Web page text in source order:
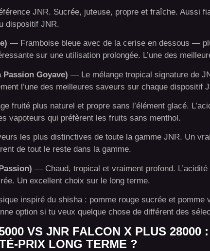
JNR. Sucrée, juteuse, propre et fraîche. Aussi
dispositif JNR.
— Framboise bleue avec de la cerise en dessous —
sur une utilisation prolongée. L’une des
Goyave) — Le mélange tropical signature de
l’une des meilleures saveurs sur chaque dispositif
fruité plus naturel et propre sans l’élément glacé.
vapoteurs qui préfèrent les fruits sans menthol.
les plus distinctives de toute la gamme JNR. Un
de tout le reste dans la gamme.
— Chaud, tropical et vraiment profond.
Un excellent choix sur le long terme.
inspiré du shisha : pomme rouge sucrée et pomme
option si tu veux quelque chose de différent des
VS JNR FALCON X PLUS 28000
PRIX LONG TERME ?